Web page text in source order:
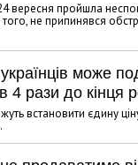
вересня пройшла
того, не припинявся
може
4 рази до кінця
встановити єдину